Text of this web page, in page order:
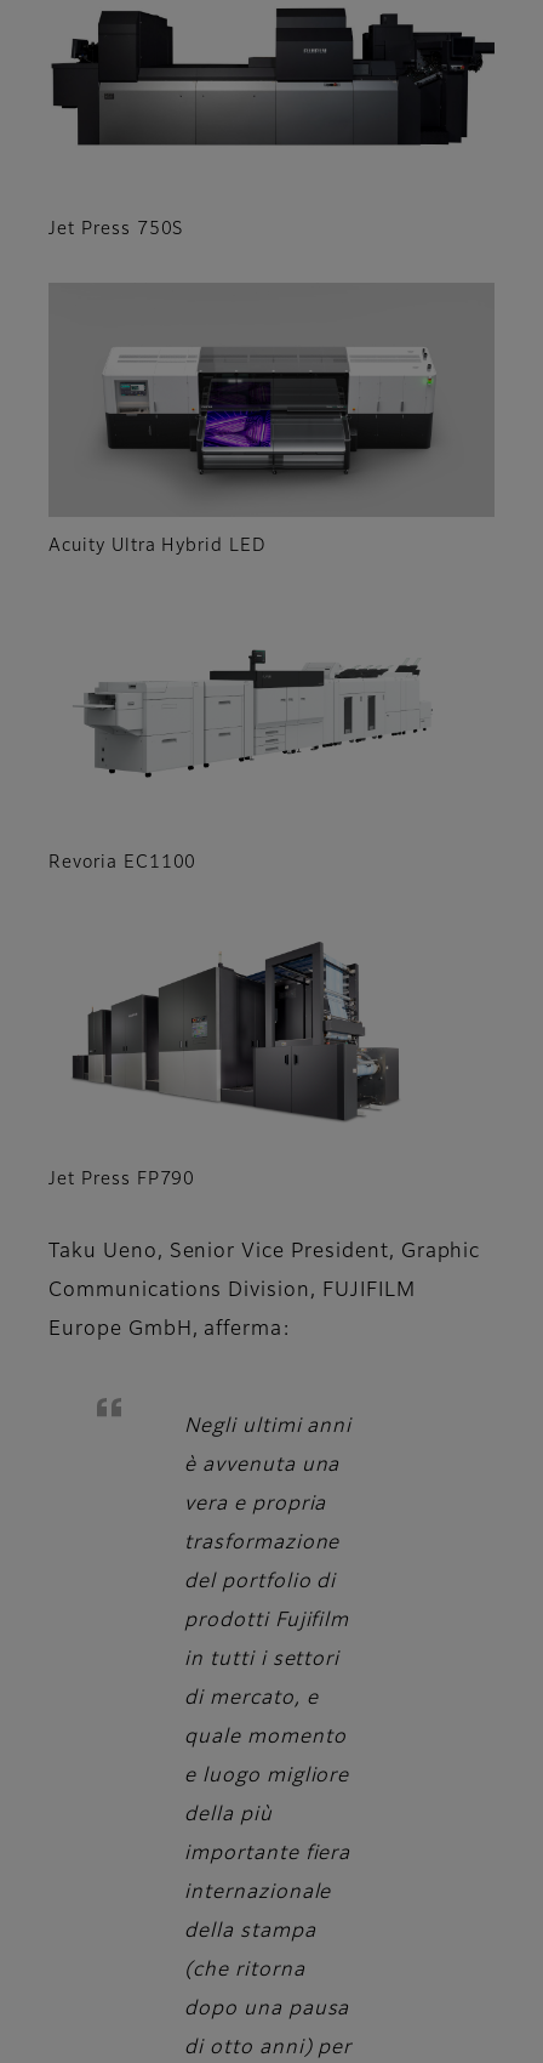
Jet Press 750S
Acuity Ultra Hybrid LED
Revoria EC1100
Jet Press FP790
Taku Ueno, Senior Vice President, Graphic
Communications Division, FUJIFILM
Europe GmbH, afferma:
Negli ultimi anni
è avvenuta una
vera e propria
trasformazione
del portfolio di
prodotti Fujifilm
in tutti i settori
di mercato, e
quale momento
e luogo migliore
della più
importante fiera
internazionale
della stampa
(che ritorna
dopo una pausa
di otto anni) per